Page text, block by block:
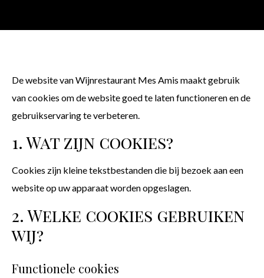
De website van Wijnrestaurant Mes Amis maakt gebruik
van cookies om de website goed te laten functioneren en de
gebruikservaring te verbeteren.
1. Wat zijn cookies?
Cookies zijn kleine tekstbestanden die bij bezoek aan een
website op uw apparaat worden opgeslagen.
2. Welke cookies gebruiken
wij?
Functionele cookies